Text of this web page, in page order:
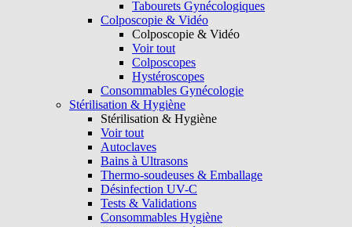
Tabourets Gynécologiques
Colposcopie & Vidéo
Colposcopie & Vidéo
Voir tout
Colposcopes
Hystéroscopes
Consommables Gynécologie
Stérilisation & Hygiène
Stérilisation & Hygiène
Voir tout
Autoclaves
Bains à Ultrasons
Thermo-soudeuses & Emballage
Désinfection UV-C
Tests & Validations
Consommables Hygiène